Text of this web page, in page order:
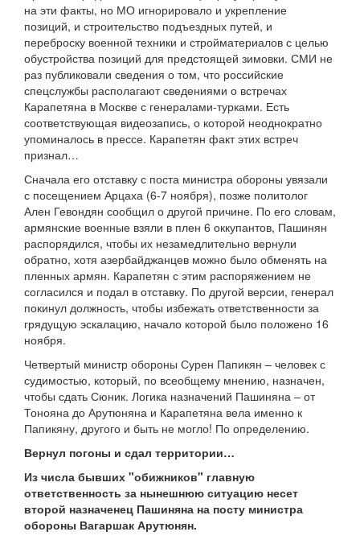
на эти факты, но МО игнорировало и укрепление
позиций, и строительство подъездных путей, и
переброску военной техники и стройматериалов с целью
обустройства позиций для предстоящей зимовки. СМИ не
раз публиковали сведения о том, что российские
спецслужбы располагают сведениями о встречах
Карапетяна в Москве с генералами-турками. Есть
соответствующая видеозапись, о которой неоднократно
упоминалось в прессе. Карапетян факт этих встреч
признал…
Сначала его отставку с поста министра обороны увязали
с посещением Арцаха (6-7 ноября), позже политолог
Ален Гевондян сообщил о другой причине. По его словам,
армянские военные взяли в плен 6 оккупантов, Пашинян
распорядился, чтобы их незамедлительно вернули
обратно, хотя азербайджанцев можно было обменять на
пленных армян. Карапетян с этим распоряжением не
согласился и подал в отставку. По другой версии, генерал
покинул должность, чтобы избежать ответственности за
грядущую эскалацию, начало которой было положено 16
ноября.
Четвертый министр обороны Сурен Папикян – человек с
судимостью, который, по всеобщему мнению, назначен,
чтобы сдать Сюник. Логика назначений Пашиняна – от
Тонояна до Арутюняна и Карапетяна вела именно к
Папикяну, другого и быть не могло! По определению.
Вернул погоны и сдал территории…
Из числа бывших "обижников" главную
ответственность за нынешнюю ситуацию несет
второй назначенец Пашиняна на посту министра
обороны Вагаршак Арутюнян.